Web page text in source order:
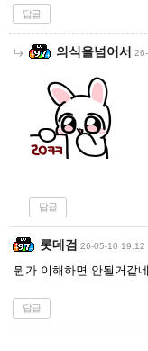
답글
의식을넘어서
답글
롯데검 26-05-10 19:12
뭔가 이해하면 안될거같
답글